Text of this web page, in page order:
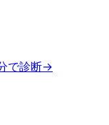
で診断→